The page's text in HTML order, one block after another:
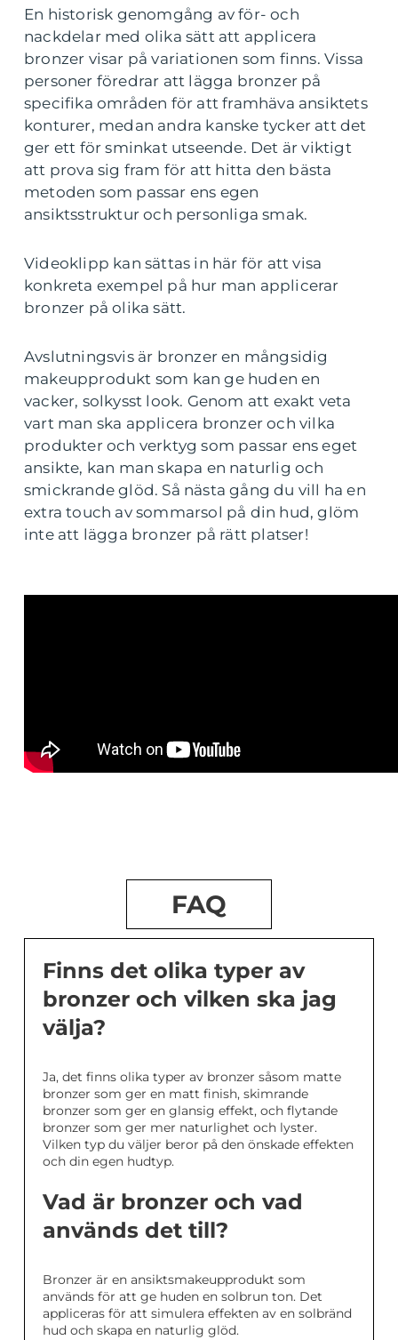
En historisk genomgång av för- och
nackdelar med olika sätt att applicera
bronzer visar på variationen som finns. Vissa
personer föredrar att lägga bronzer på
specifika områden för att framhäva ansiktets
konturer, medan andra kanske tycker att det
ger ett för sminkat utseende. Det är viktigt
att prova sig fram för att hitta den bästa
metoden som passar ens egen
ansiktsstruktur och personliga smak.
Videoklipp kan sättas in här för att visa
konkreta exempel på hur man applicerar
bronzer på olika sätt.
Avslutningsvis är bronzer en mångsidig
makeupprodukt som kan ge huden en
vacker, solkysst look. Genom att exakt veta
vart man ska applicera bronzer och vilka
produkter och verktyg som passar ens eget
ansikte, kan man skapa en naturlig och
smickrande glöd. Så nästa gång du vill ha en
extra touch av sommarsol på din hud, glöm
inte att lägga bronzer på rätt platser!
FAQ
Finns det olika typer av
bronzer och vilken ska jag
välja?
Ja, det finns olika typer av bronzer såsom matte
bronzer som ger en matt finish, skimrande
bronzer som ger en glansig effekt, och flytande
bronzer som ger mer naturlighet och lyster.
Vilken typ du väljer beror på den önskade effekten
och din egen hudtyp.
Vad är bronzer och vad
används det till?
Bronzer är en ansiktsmakeupprodukt som
används för att ge huden en solbrun ton. Det
appliceras för att simulera effekten av en solbränd
hud och skapa en naturlig glöd.